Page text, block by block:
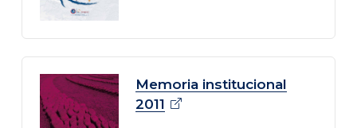
Memoria institucional
2011